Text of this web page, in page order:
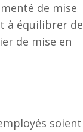
de mise
à équilibrer de
de mise en
soient